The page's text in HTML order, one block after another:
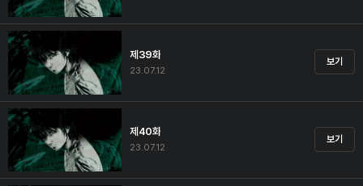
제39화
23.07.12
보기
제40화
23.07.12
보기